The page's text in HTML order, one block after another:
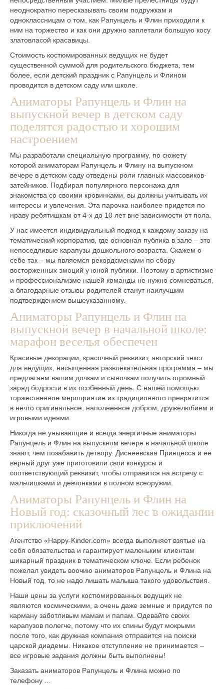
неоднократно пересказывать своим подружкам и
одноклассницам о том, как Рапунцель и Флин приходили к
ним на торжество и как они дружно заплетали большую косу
златовласой красавицы.
Стоимость костюмированных ведущих не будет
существенной суммой для родительского бюджета, тем
более, если детский праздник с Рапунцель и Флином
проводится в детском саду или школе.
Аниматоры Рапунцель и Флин на
выпускной вечер в детском саду
поделятся радостью и хорошим
настроением
Мы разработали специальную программу, по сюжету
которой аниматорам Рапунцель и Флину на выпускном
вечере в детском саду отведены роли главных массовиков-
затейников. Подбирая популярного персонажа для
знакомства со своими кровинками, вы должны учитывать их
интересы и увлечения. Эта парочка наиболее придется по
нраву ребятишкам от 4-х до 10 лет вне зависимости от пола.
У нас имеется индивидуальный подход к каждому заказу на
тематический корпоратив, где основная публика в зале – это
непоседливые карапузы дошкольного возраста. Скажем о
себе так – мы являемся рекордсменами по сбору
восторженных эмоций у юной публики. Поэтому в артистизме
и профессионализме нашей команды не нужно сомневаться,
а благодарные отзывы родителей станут наилучшим
подтверждением вышеуказанному.
Аниматоры Рапунцель и Флин на
выпускной вечер в начальной школе:
марафон веселья обеспечен
Красивые декорации, красочный реквизит, авторский текст
для ведущих, насыщенная развлекательная программа – мы
предлагаем вашим дочкам и сыночкам получить огромный
заряд бодрости в их особенный день. С нашей помощью
торжественное мероприятие из традиционного превратится
в нечто оригинальное, наполненное добром, дружелюбием и
игровыми идеями.
Никогда не унывающие и всегда энергичные аниматоры
Рапунцель и Флин на выпускном вечере в начальной школе
знают, чем позабавить детвору. Диснеевская Принцесса и ее
верный друг уже приготовили свои конкурсы и
соответствующий реквизит, чтобы отправится на встречу с
мальчишками и девчонками в полном всеоружии.
Аниматоры Рапунцель и Флин на
Новый год: сказочный лес в ожидании
приключений
Агентство «Happy-Kinder.com» всегда выполняет взятые на
себя обязательства и гарантирует маленьким клиентам
шикарный праздник в тематическом ключе. Если ребенок
пожелал увидеть воочию аниматоров Рапунцель и Флина на
Новый год, то не надо лишать малыша такого удовольствия.
Наши цены за услуги костюмированных ведущих не
являются космическими, а очень даже земные и придутся по
карману заботливым мамам и папам. Одевайте своих
карапузов полегче, потому что их спины будут мокрыми
после того, как дружная компания отправится на поиски
царской диадемы. Никакое отступление не принимается –
все игровые задания должны быть выполнены!
Заказать аниматоров Рапунцель и Флина можно по
телефону ...